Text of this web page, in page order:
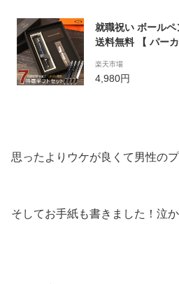
就職祝い ボール
送料無料 【 パー
職 成人 祝い 昇進
れ 名入り 高級 ブ
楽天市場
4,980円
思ったよりウケが良くて男性の
そしてお手紙も書きました！泣